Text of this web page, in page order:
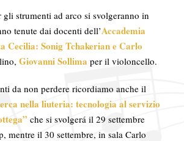
gli strumenti ad arco si svolgeranno in
tenute dai docenti dell’Accademia
Cecilia: Sonig Tchakerian e Carlo
Giovanni Sollima per il violoncello.
da non perdere ricordiamo anche il
nella liuteria: tecnologia al servizio
che si svolgerá il 29 settembre
mentre il 30 settembre, in sala Carlo